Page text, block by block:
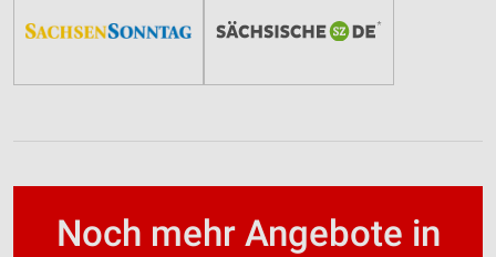
Noch mehr Angebote in